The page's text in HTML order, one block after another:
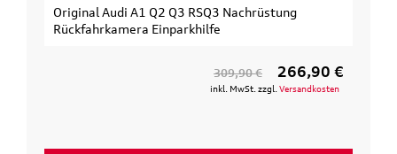
Original Audi A1 Q2 Q3 RSQ3 Nachrüstung
Rückfahrkamera Einparkhilfe
309,90 € 266,90 €
inkl. MwSt. zzgl. Versandkosten